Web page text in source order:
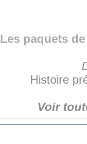
Les paquets
Histoire
Voir